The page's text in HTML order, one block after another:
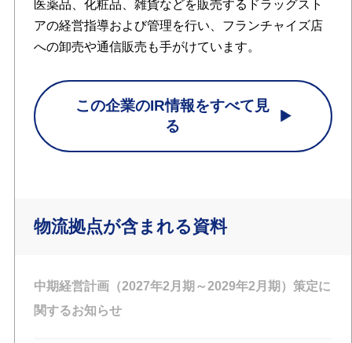
医薬品、化粧品、雑貨などを販売するドラッグスト
アの経営指導および管理を行い、フランチャイズ店
への卸売や通信販売も手がけています。
この企業のIR情報をすべて見
る
物流拠点が含まれる資料
中期経営計画（2027年2月期～2029年2月期）策定に
関するお知らせ